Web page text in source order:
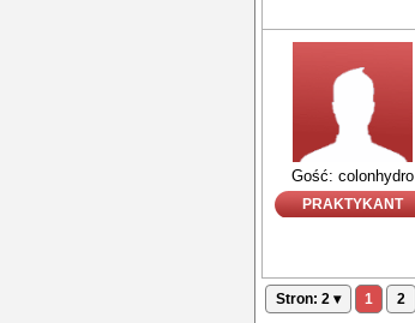
Gość: colonhydro
PRAKTYKANT
Stron: 2 ▾ 1 2